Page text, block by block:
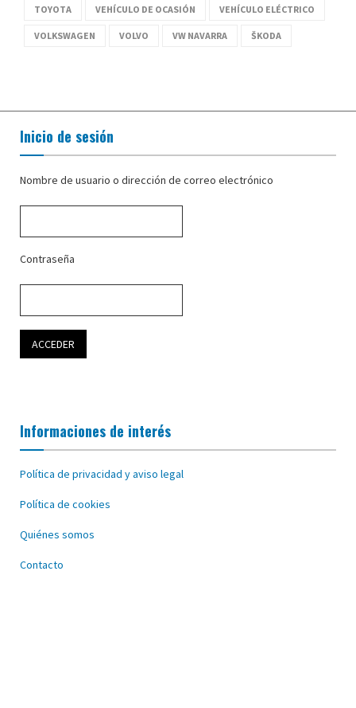
TOYOTA VEHÍCULO DE OCASIÓN VEHÍCULO ELÉCTRICO
VOLKSWAGEN VOLVO VW NAVARRA ŠKODA
Inicio de sesión
Nombre de usuario o dirección de correo electrónico
Contraseña
Informaciones de interés
Política de privacidad y aviso legal
Política de cookies
Quiénes somos
Contacto